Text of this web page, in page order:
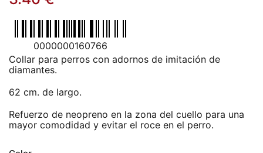
0000000160766
Collar para perros con adornos de imitación de
diamantes.
62 cm. de largo.
Refuerzo de neopreno en la zona del cuello para una
mayor comodidad y evitar el roce en el perro.